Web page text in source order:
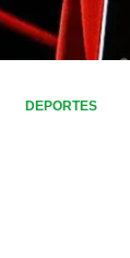
DEPORTES